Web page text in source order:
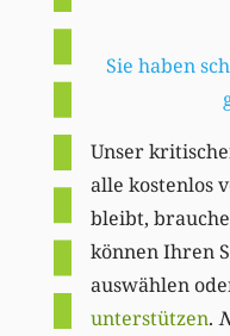
Sie haben
Unser
alle kostenlos
bleibt,
können Ihren
auswählen
unterstützen.